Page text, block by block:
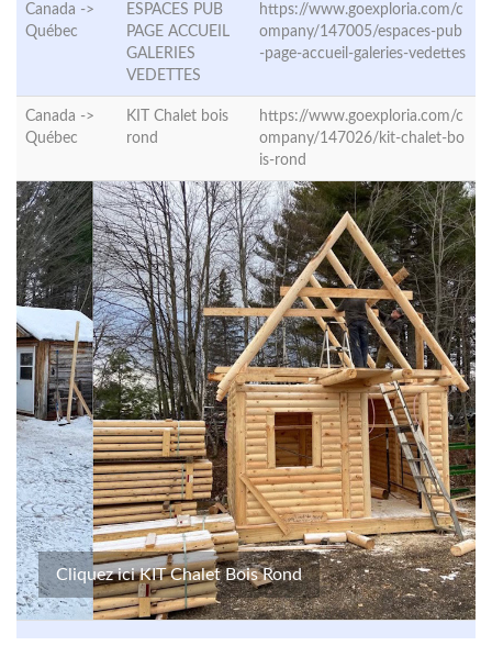
Canada ->
Québec
ESPACES PUB
PAGE ACCUEIL
GALERIES
VEDETTES
https://www.goexploria.com/c
ompany/147005/espaces-pub
-page-accueil-galeries-vedettes
Canada ->
Québec
KIT Chalet bois
rond
https://www.goexploria.com/c
ompany/147026/kit-chalet-bo
is-rond
Cliquez ici KIT Chalet Bois Rond